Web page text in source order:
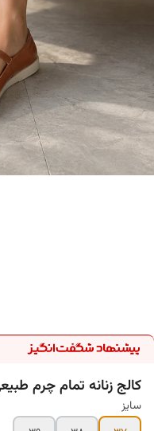
کالج زنانه تمام چرم
سایز